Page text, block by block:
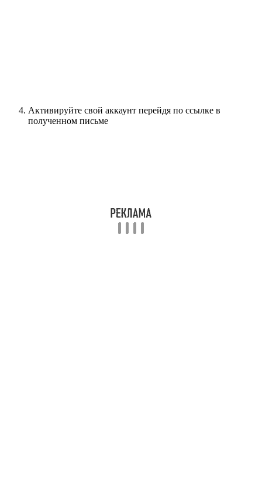
Активируйте свой аккаунт перейдя по ссылке в
полученном письме